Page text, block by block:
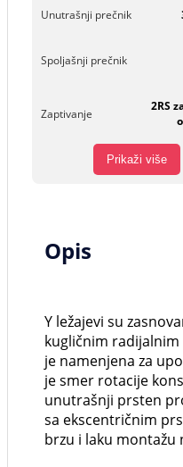
Unutrašnji prečnik
Spoljašnji prečnik
Zaptivanje
2RS
Prikaži više
Opis
Y ležajevi su
kugličnim radijalnim
je namenjena za
je smer rotacije
unutrašnji prsten
sa ekscentričnim
brzu i laku montažu